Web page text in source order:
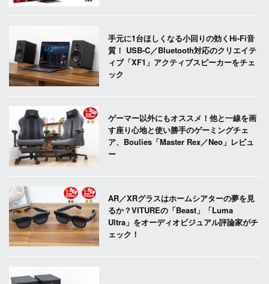
手元に1台ほしくなる小回りの効くHi-Fi音
質！ USB-C／Bluetooth対応のクリエイテ
ィブ「XF1」アクティブスピーカーをチェ
ック
ゲーマー以外にもオススメ！他と一線を画
す座り心地と使い勝手のゲーミングチェ
ア、Boulies「Master Rex／Neo」レビュ
ー
AR／XRグラスはホームシアターの夢を見
るか？VITUREの「Beast」「Luma
Ultra」をオーディオビジュアル評論家がチ
ェック！